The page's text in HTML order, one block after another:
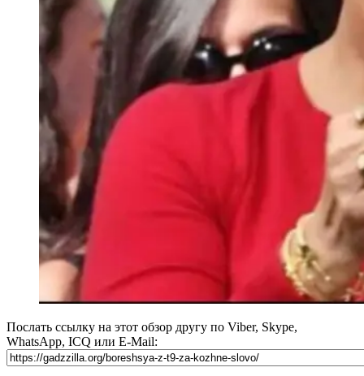
Послать ссылку на этот обзор другу по Viber, Skype,
WhatsApp, ICQ или E-Mail: